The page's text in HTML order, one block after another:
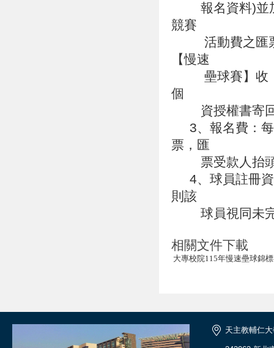
報名資料)並加
競賽
活動費之匯票
【慢速
壘球賽】收，
個
資授權書寄
3、報名費：每
票，匯
票受款人抬頭
4、球員註冊資
則該
球員視同未完
相關文件下載
大專校院115年慢速壘球錦
天主教輔仁